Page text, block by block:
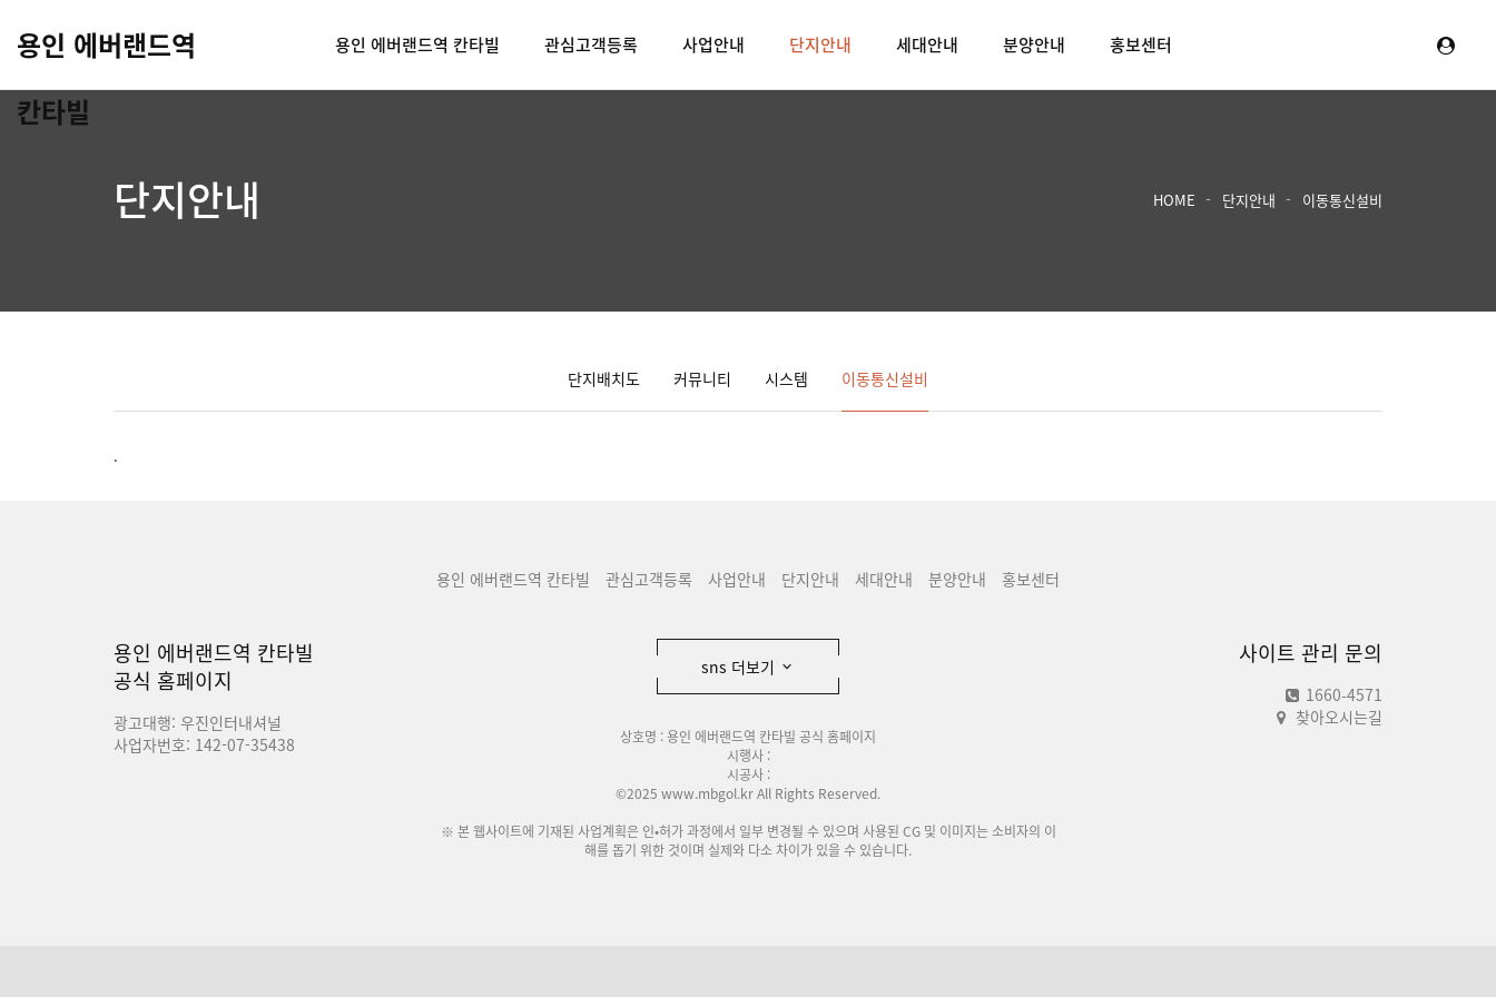
용인 에버랜드역
칸타빌
용인 에버랜드역 칸타빌 관심고객등록 사업안내 단지안내 세대안내 분양안내 홍보센터
단지안내 HOME 단지안내 이동통신설비
단지배치도 커뮤니티 시스템 이동통신설비
.
용인 에버랜드역 칸타빌 관심고객등록 사업안내 단지안내 세대안내 분양안내 홍보센터
용인 에버랜드역 칸타빌
공식 홈페이지
광고대행: 우진인터내셔널
사업자번호: 142-07-35438
사이트 관리 문의
1660-4571
찾아오시는길
sns 더보기
상호명 : 용인 에버랜드역 칸타빌 공식 홈페이지
시행사 :
시공사 :
©2025 www.mbgol.kr All Rights Reserved.
※ 본 웹사이트에 기재된 사업계획은 인•허가 과정에서 일부 변경될 수 있으며 사용된 CG 및 이미지는 소비자의 이
해를 돕기 위한 것이며 실제와 다소 차이가 있을 수 있습니다.